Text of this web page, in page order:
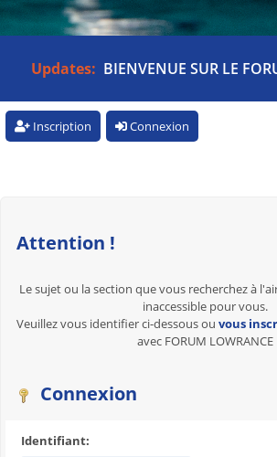
Updates: BIENVENUE SUR LE
Inscription Connexion
Attention !
Le sujet ou la section que vous recherchez à
inaccessible pour vous.
Veuillez vous identifier ci-dessous ou vous
avec FORUM LOWRANCE
Connexion
Identifiant: